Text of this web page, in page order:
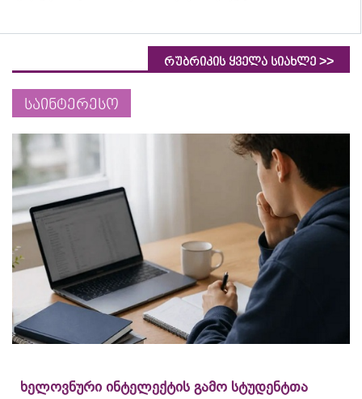
რუბრიკის ყველა სიახლე >>
საინტერესო
ხელოვნური ინტელექტის გამო სტუდენტთა